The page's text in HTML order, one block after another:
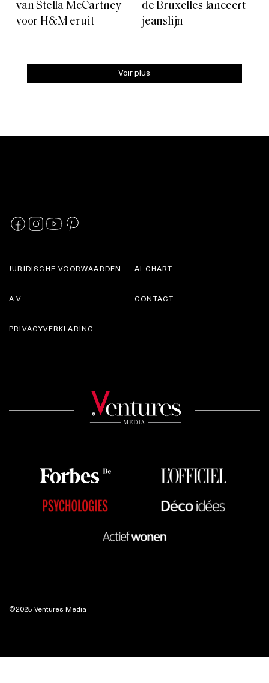
van Stella McCartney
voor H&M eruit
de Bruxelles lanceert
jeanslijn
Voir plus
JURIDISCHE VOORWAARDEN
A.V.
AI CHART
CONTACT
PRIVACYVERKLARING
©2025 Ventures Media